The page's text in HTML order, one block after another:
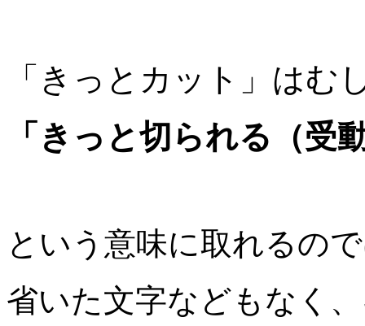
「きっとカット」はむ
「きっと切られる（受
という意味に取れるの
省いた文字などもなく